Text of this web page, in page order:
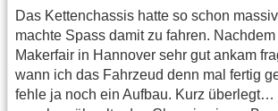
Das Kettenchassis hatte so schon
machte Spass damit zu fahren.
Makerfair in Hannover sehr gut ankam
wann ich das Fahrzeud denn mal fertig
fehle ja noch ein Aufbau. Kurz überlegt…